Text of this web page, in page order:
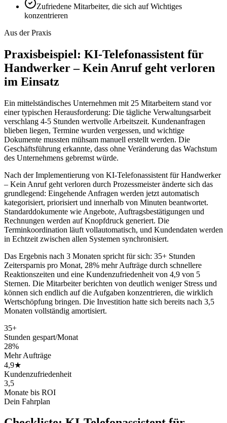
Zufriedene Mitarbeiter, die sich auf Wichtiges
konzentrieren
Aus der Praxis
Praxisbeispiel: KI-Telefonassistent für
Handwerker – Kein Anruf geht verloren
im Einsatz
Ein mittelständisches Unternehmen mit 25 Mitarbeitern stand vor
einer typischen Herausforderung: Die tägliche Verwaltungsarbeit
verschlang 4-5 Stunden wertvolle Arbeitszeit. Kundenanfragen
blieben liegen, Termine wurden vergessen, und wichtige
Dokumente mussten mühsam manuell erstellt werden. Die
Geschäftsführung erkannte, dass ohne Veränderung das Wachstum
des Unternehmens gebremst würde.
Nach der Implementierung von KI-Telefonassistent für Handwerker
– Kein Anruf geht verloren durch Prozessmeister änderte sich das
grundlegend: Eingehende Anfragen werden jetzt automatisch
kategorisiert, priorisiert und innerhalb von Minuten beantwortet.
Standarddokumente wie Angebote, Auftragsbestätigungen und
Rechnungen werden auf Knopfdruck generiert. Die
Terminkoordination läuft vollautomatisch, und Kundendaten werden
in Echtzeit zwischen allen Systemen synchronisiert.
Das Ergebnis nach 3 Monaten spricht für sich: 35+ Stunden
Zeitersparnis pro Monat, 28% mehr Aufträge durch schnellere
Reaktionszeiten und eine Kundenzufriedenheit von 4,9 von 5
Sternen. Die Mitarbeiter berichten von deutlich weniger Stress und
können sich endlich auf die Aufgaben konzentrieren, die wirklich
Wertschöpfung bringen. Die Investition hatte sich bereits nach 3,5
Monaten vollständig amortisiert.
35+
Stunden gespart/Monat
28%
Mehr Aufträge
4,9★
Kundenzufriedenheit
3,5
Monate bis ROI
Dein Fahrplan